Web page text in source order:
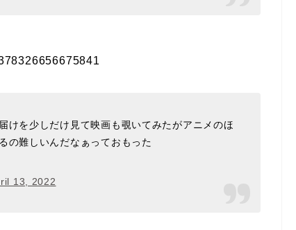
けを少しだけ見て映画も覗いてみたがアニメのほ
の難しいんだなぁっておもった
13, 2022